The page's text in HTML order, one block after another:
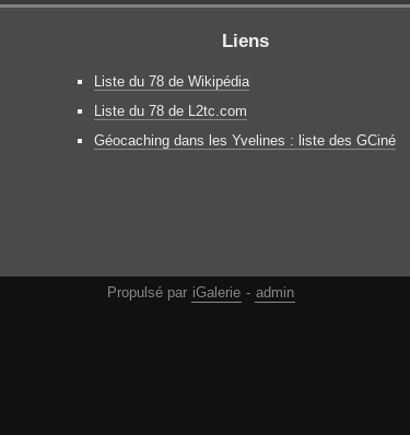
Liens
Liste du 78 de Wikipédia
Liste du 78 de L2tc.com
Géocaching dans les Yvelines : liste des GCiné
Propulsé par iGalerie - admin